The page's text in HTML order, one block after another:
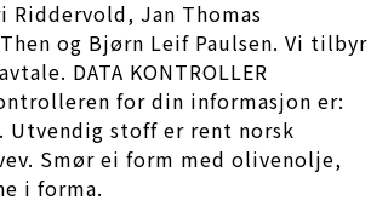
Jan Thomas
og Bjørn Leif Paulsen. Vi tilbyr
DATA KONTROLLER
for din informasjon er:
Utvendig stoff er rent norsk
Smør ei form med olivenolje,
i forma.